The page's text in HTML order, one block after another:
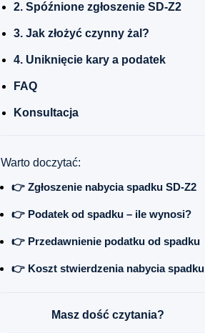
2. Spóźnione zgłoszenie SD-Z2
3. Jak złożyć czynny żal?
4. Uniknięcie kary a podatek
FAQ
Konsultacja
Warto doczytać:
👉 Zgłoszenie nabycia spadku SD-Z2
👉 Podatek od spadku – ile wynosi?
👉 Przedawnienie podatku od spadku
👉 Koszt stwierdzenia nabycia spadku
Masz dość czytania?